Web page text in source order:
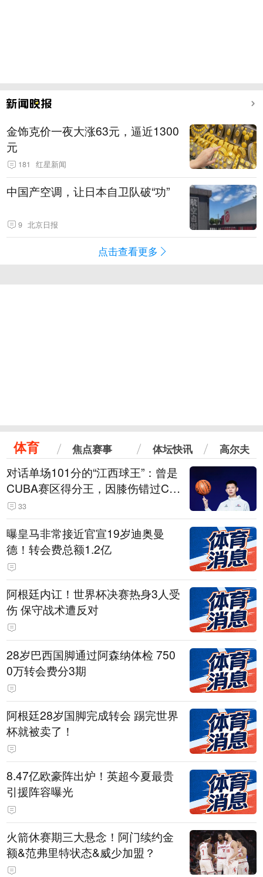
金饰克价一夜大涨63元，逼近1300
元
181 红星新闻
中国产空调，让日本自卫队破“功”
9 北京日报
点击查看更多
体育 焦点赛事 体坛快讯 高尔夫
对话单场101分的“江西球王”：曾是
CUBA赛区得分王，因膝伤错过CB
A选秀
33
曝皇马非常接近官宣19岁迪奥曼
德！转会费总额1.2亿
阿根廷内讧！世界杯决赛热身3人受
伤 保守战术遭反对
28岁巴西国脚通过阿森纳体检 750
0万转会费分3期
阿根廷28岁国脚完成转会 踢完世界
杯就被卖了！
8.47亿欧豪阵出炉！英超今夏最贵
引援阵容曝光
火箭休赛期三大悬念！阿门续约金
额&范弗里特状态&威少加盟？